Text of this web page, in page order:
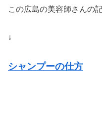
この広島の美容師さんの
↓
シャンプーの仕方